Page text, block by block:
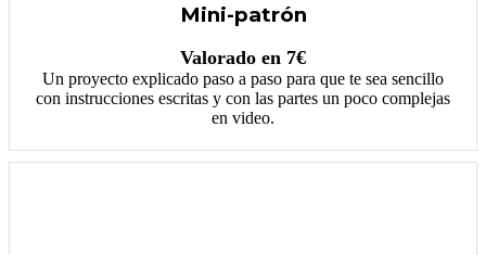
Mini-patrón
Valorado en 7€
Un proyecto explicado paso a paso para que te sea sencillo
con instrucciones escritas y con las partes un poco complejas
en video.